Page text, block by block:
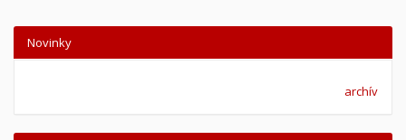
Novinky
archív